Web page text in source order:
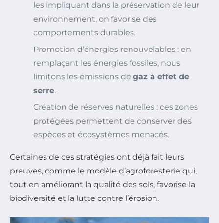
les impliquant dans la préservation de leur
environnement, on favorise des
comportements durables.
Promotion d’énergies renouvelables : en
remplaçant les énergies fossiles, nous
limitons les émissions de gaz à effet de
serre.
Création de réserves naturelles : ces zones
protégées permettent de conserver des
espèces et écosystèmes menacés.
Certaines de ces stratégies ont déjà fait leurs
preuves, comme le modèle d’agroforesterie qui,
tout en améliorant la qualité des sols, favorise la
biodiversité et la lutte contre l’érosion.